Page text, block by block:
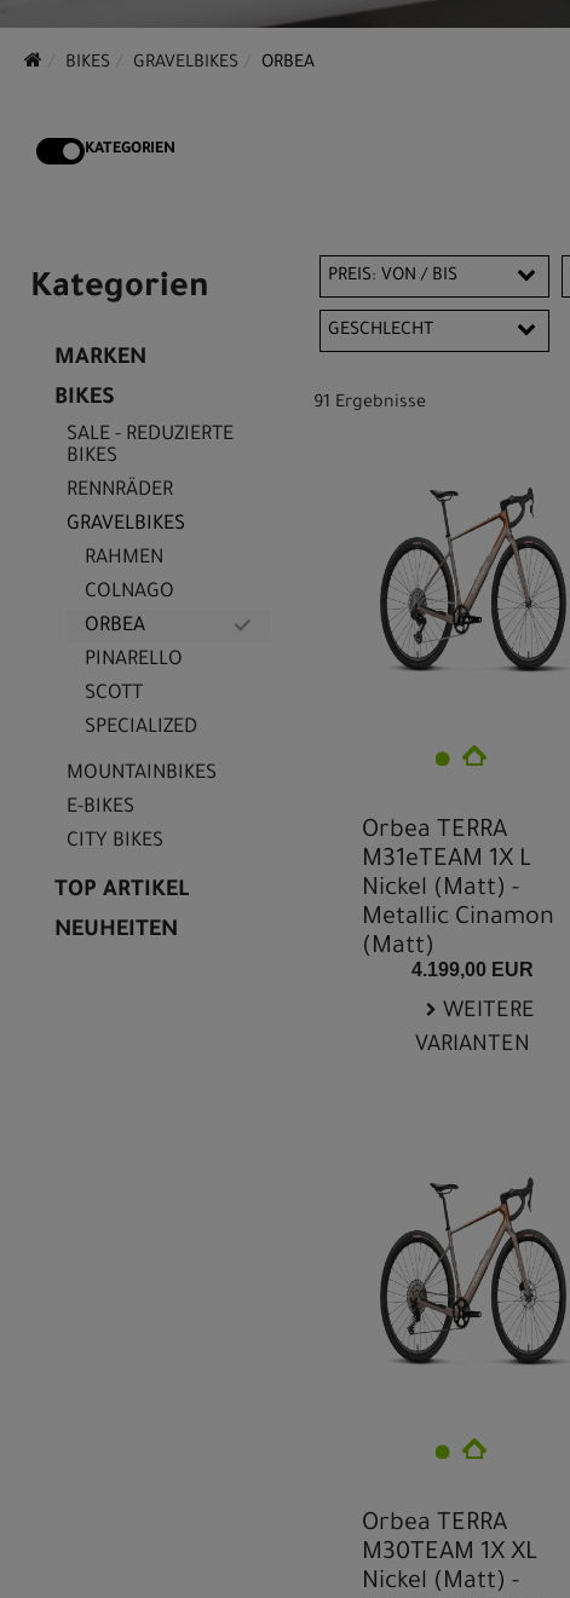
BIKES GRAVELBIKES ORBEA
KATEGORIEN
Kategorien
MARKEN
BIKES
SALE - REDUZIERTE
BIKES
RENNRÄDER
GRAVELBIKES
RAHMEN
COLNAGO
ORBEA
PINARELLO
SCOTT
SPECIALIZED
MOUNTAINBIKES
E-BIKES
CITY BIKES
TOP ARTIKEL
NEUHEITEN
PREIS: VON / BIS
GESCHLECHT
91 Ergebnisse
Orbea TERRA
M31eTEAM 1X L
Nickel (Matt) -
Metallic Cinamon
(Matt)
4.199,00 EUR
WEITERE
VARIANTEN
Orbea TERRA
M30TEAM 1X XL
Nickel (Matt) -